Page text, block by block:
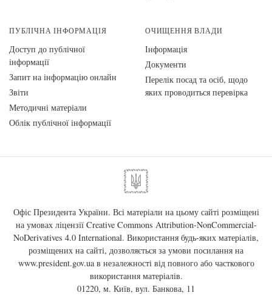
ПУБЛІЧНА ІНФОРМАЦІЯ
Доступ до публічної
інформації
Запит на інформацію онлайн
Звіти
Методичні матеріали
Облік публічної інформації
ОЧИЩЕННЯ ВЛАДИ
Інформація
Документи
Перелік посад та осіб, щодо
яких проводиться перевірка
Офіс Президента України. Всі матеріали на цьому сайті розміщені
на умовах ліцензії Creative Commons Attribution-NonCommercial-
NoDerivatives 4.0 International. Використання будь-яких матеріалів,
розміщених на сайті, дозволяється за умови посилання на
www.president.gov.uaв незалежності від повного або часткового
використання матеріалів.
01220, м. Київ, вул. Банкова, 11